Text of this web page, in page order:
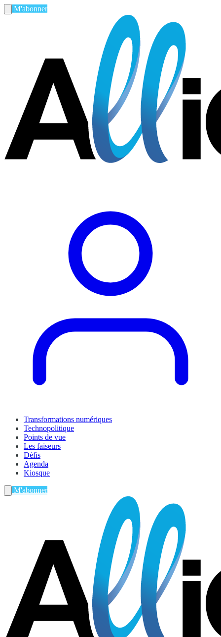
M'abonner
Transformations numériques
Technopolitique
Points de vue
Les faiseurs
Défis
Agenda
Kiosque
M'abonner